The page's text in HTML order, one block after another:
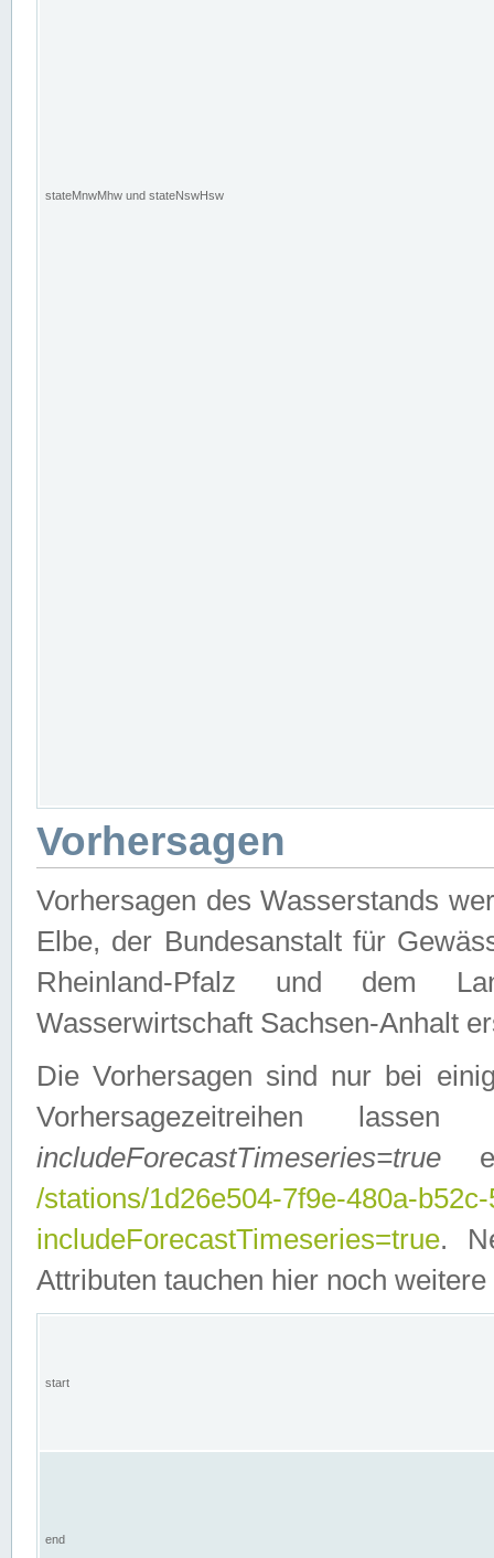
stateMnwMhw und stateNswHsw
Vorhersagen
Vorhersagen des Wasserstands
Elbe, der Bundesanstalt für
Rheinland-Pfalz und dem
Wasserwirtschaft Sachsen-Anhalt
Die Vorhersagen sind nur bei
Vorhersagezeitreihen
includeForecastTimeseries=true
/stations/1d26e504-7f9e-480a-
includeForecastTimeseries=true.
Attributen tauchen hier noch weitere
start
end